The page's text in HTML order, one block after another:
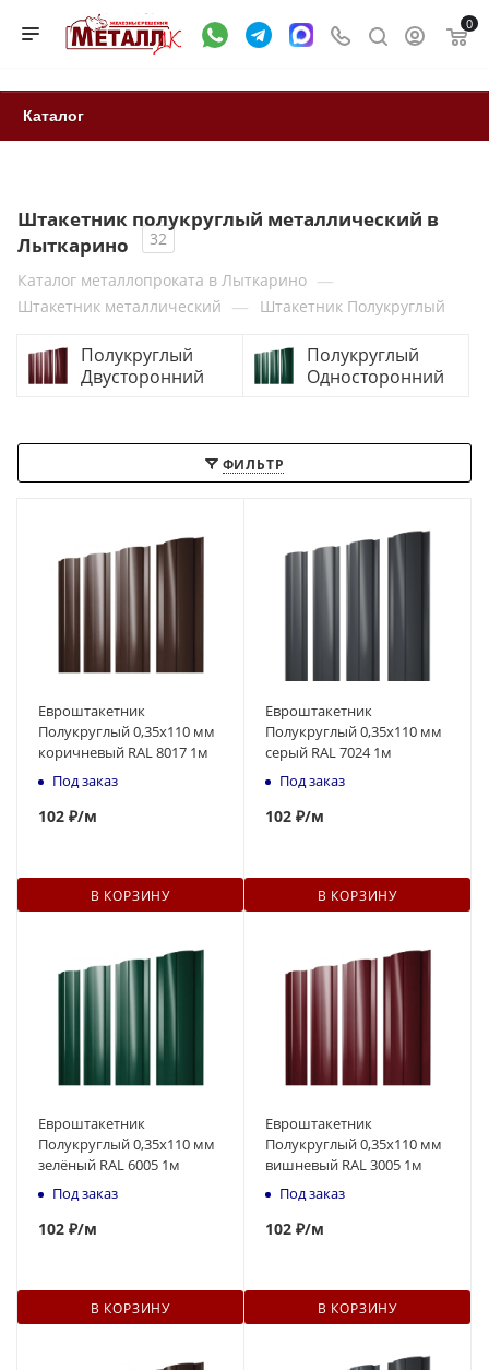
0
Каталог
Штакетник полукруглый металлический в
Лыткарино
32
Каталог металлопроката в Лыткарино —
Штакетник металлический — Штакетник Полукруглый
Полукруглый
Двусторонний
Полукруглый
Односторонний
ФИЛЬТР
Евроштакетник
Полукруглый 0,35x110 мм
коричневый RAL 8017 1м
Под заказ
102 ₽/м
В КОРЗИНУ
Евроштакетник
Полукруглый 0,35x110 мм
серый RAL 7024 1м
Под заказ
102 ₽/м
В КОРЗИНУ
Евроштакетник
Полукруглый 0,35x110 мм
зелёный RAL 6005 1м
Под заказ
102 ₽/м
В КОРЗИНУ
Евроштакетник
Полукруглый 0,35x110 мм
вишневый RAL 3005 1м
Под заказ
102 ₽/м
В КОРЗИНУ